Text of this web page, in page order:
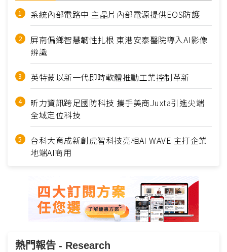
系統內部電路中 主晶片內部電源提供EOS防護
屏南偏鄉智慧韌性扎根 東港安泰醫院導入AI影像
辨識
英特蒙以新一代即時軟體推動工業控制革新
昕力資訊跨足國防科技 攜手美商Juxta引進尖端
全域定位科技
台科大育成新創虎智科技亮相AI WAVE 主打企業
地端AI商用
熱門報告 - Research